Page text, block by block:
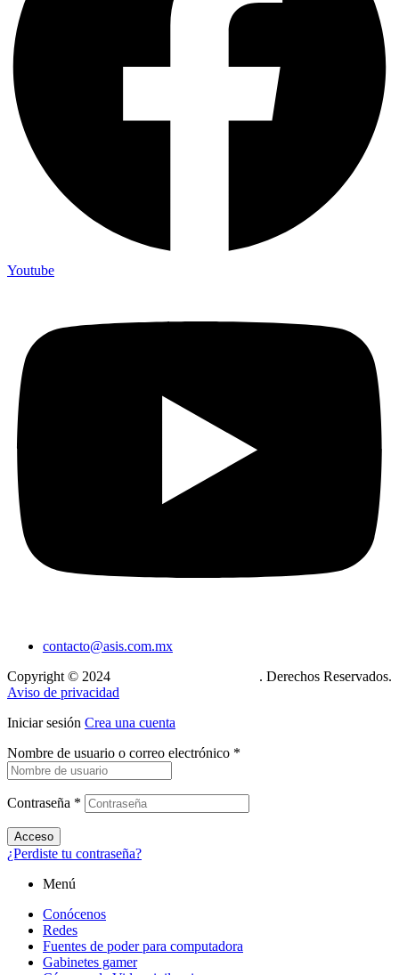
Youtube
contacto@asis.com.mx
Copyright © 2024
. Derechos Reservados.
Aviso de privacidad
Iniciar sesión Crea una cuenta
Nombre de usuario o correo electrónico *
Contraseña *
Acceso
¿Perdiste tu contraseña?
Menú
Conócenos
Redes
Fuentes de poder para computadora
Gabinetes gamer